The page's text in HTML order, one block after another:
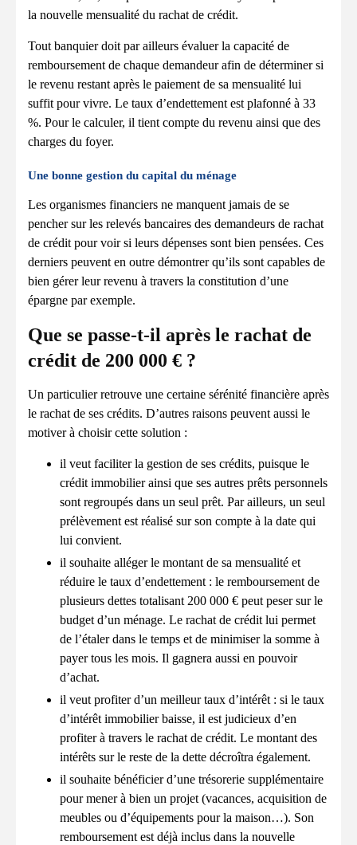
la nouvelle mensualité du rachat de crédit.
Tout banquier doit par ailleurs évaluer la capacité de
remboursement de chaque demandeur afin de déterminer si
le revenu restant après le paiement de sa mensualité lui
suffit pour vivre. Le taux d’endettement est plafonné à 33
%. Pour le calculer, il tient compte du revenu ainsi que des
charges du foyer.
Une bonne gestion du capital du ménage
Les organismes financiers ne manquent jamais de se
pencher sur les relevés bancaires des demandeurs de rachat
de crédit pour voir si leurs dépenses sont bien pensées. Ces
derniers peuvent en outre démontrer qu’ils sont capables de
bien gérer leur revenu à travers la constitution d’une
épargne par exemple.
Que se passe-t-il après le rachat de
crédit de 200 000 € ?
Un particulier retrouve une certaine sérénité financière après
le rachat de ses crédits. D’autres raisons peuvent aussi le
motiver à choisir cette solution :
il veut faciliter la gestion de ses crédits, puisque le
crédit immobilier ainsi que ses autres prêts personnels
sont regroupés dans un seul prêt. Par ailleurs, un seul
prélèvement est réalisé sur son compte à la date qui
lui convient.
il souhaite alléger le montant de sa mensualité et
réduire le taux d’endettement : le remboursement de
plusieurs dettes totalisant 200 000 € peut peser sur le
budget d’un ménage. Le rachat de crédit lui permet
de l’étaler dans le temps et de minimiser la somme à
payer tous les mois. Il gagnera aussi en pouvoir
d’achat.
il veut profiter d’un meilleur taux d’intérêt : si le taux
d’intérêt immobilier baisse, il est judicieux d’en
profiter à travers le rachat de crédit. Le montant des
intérêts sur le reste de la dette décroîtra également.
il souhaite bénéficier d’une trésorerie supplémentaire
pour mener à bien un projet (vacances, acquisition de
meubles ou d’équipements pour la maison…). Son
remboursement est déjà inclus dans la nouvelle